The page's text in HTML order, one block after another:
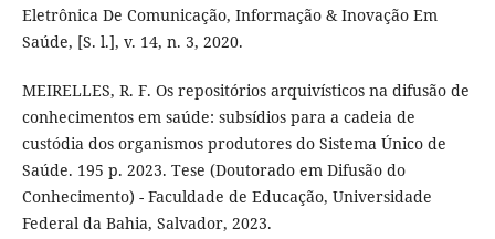
Eletrônica De Comunicação, Informação & Inovação Em
Saúde, [S. l.], v. 14, n. 3, 2020.
MEIRELLES, R. F. Os repositórios arquivísticos na difusão de
conhecimentos em saúde: subsídios para a cadeia de
custódia dos organismos produtores do Sistema Único de
Saúde. 195 p. 2023. Tese (Doutorado em Difusão do
Conhecimento) - Faculdade de Educação, Universidade
Federal da Bahia, Salvador, 2023.